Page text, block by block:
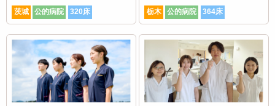
茨城 公的病院 320床 栃木 公的病院 364床